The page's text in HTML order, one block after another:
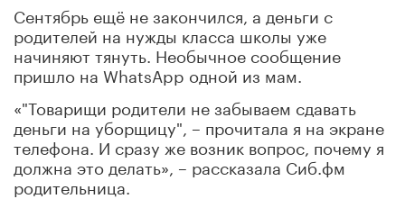
Сентябрь ещё не закончился, а деньги с
родителей на нужды класса школы уже
начиняют тянуть. Необычное сообщение
пришло на WhatsApp одной из мам.
«"Товарищи родители не забываем сдавать
деньги на уборщицу", – прочитала я на экране
телефона. И сразу же возник вопрос, почему я
должна это делать», – рассказала Сиб.фм
родительница.